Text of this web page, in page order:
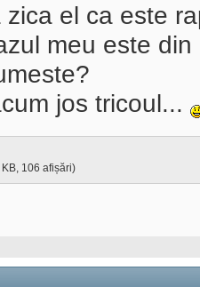
el ca este
meu este
jos tricoul...
106 afișări)